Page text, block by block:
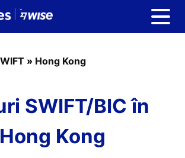
» Hong Kong
SWIFT/BIC în
Hong Kong